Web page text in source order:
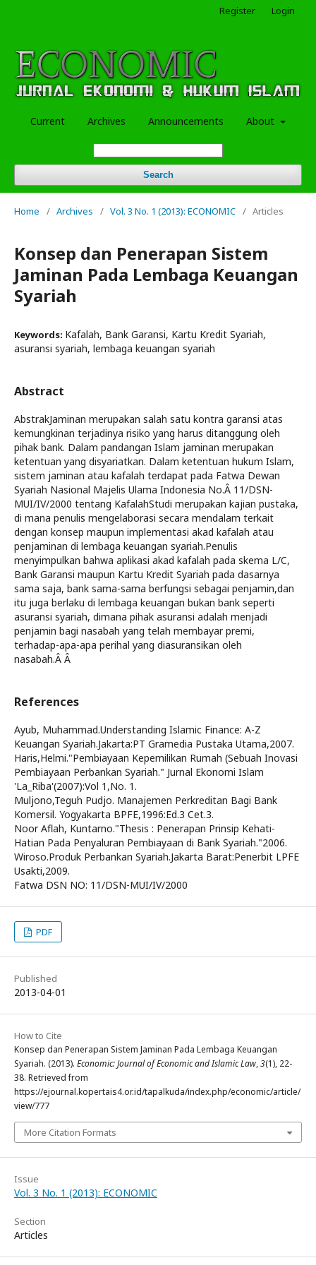
Current Archives Announcements About
Search
Register Login
Home / Archives / Vol. 3 No. 1 (2013): ECONOMIC / Articles
Konsep dan Penerapan Sistem
Jaminan Pada Lembaga Keuangan
Syariah
Keywords: Kafalah, Bank Garansi, Kartu Kredit Syariah,
asuransi syariah, lembaga keuangan syariah
Abstract
AbstrakJaminan merupakan salah satu kontra garansi atas
kemungkinan terjadinya risiko yang harus ditanggung oleh
pihak bank. Dalam pandangan Islam jaminan merupakan
ketentuan yang disyariatkan. Dalam ketentuan hukum Islam,
sistem jaminan atau kafalah terdapat pada Fatwa Dewan
Syariah Nasional Majelis Ulama Indonesia No.Â 11/DSN-
MUI/IV/2000 tentang KafalahStudi merupakan kajian pustaka,
di mana penulis mengelaborasi secara mendalam terkait
dengan konsep maupun implementasi akad kafalah atau
penjaminan di lembaga keuangan syariah.Penulis
menyimpulkan bahwa aplikasi akad kafalah pada skema L/C,
Bank Garansi maupun Kartu Kredit Syariah pada dasarnya
sama saja, bank sama-sama berfungsi sebagai penjamin,dan
itu juga berlaku di lembaga keuangan bukan bank seperti
asuransi syariah, dimana pihak asuransi adalah menjadi
penjamin bagi nasabah yang telah membayar premi,
terhadap-apa-apa perihal yang diasuransikan oleh
nasabah.Â Â
References
Ayub, Muhammad.Understanding Islamic Finance: A-Z
Keuangan Syariah.Jakarta:PT Gramedia Pustaka Utama,2007.
Haris,Helmi."Pembiayaan Kepemilikan Rumah (Sebuah Inovasi
Pembiayaan Perbankan Syariah." Jurnal Ekonomi Islam
'La_Riba'(2007):Vol 1,No. 1.
Muljono,Teguh Pudjo. Manajemen Perkreditan Bagi Bank
Komersil. Yogyakarta BPFE,1996:Ed.3 Cet.3.
Noor Aflah, Kuntarno."Thesis : Penerapan Prinsip Kehati-
Hatian Pada Penyaluran Pembiayaan di Bank Syariah."2006.
Wiroso.Produk Perbankan Syariah.Jakarta Barat:Penerbit LPFE
Usakti,2009.
Fatwa DSN NO: 11/DSN-MUI/IV/2000
PDF
Published
2013-04-01
How to Cite
Konsep dan Penerapan Sistem Jaminan Pada Lembaga Keuangan
Syariah. (2013). Economic: Journal of Economic and Islamic Law,3(1), 22-
38. Retrieved from
https://ejournal.kopertais4.or.id/tapalkuda/index.php/economic/article/
view/777
More Citation Formats
Issue
Vol. 3 No. 1 (2013): ECONOMIC
Section
Articles